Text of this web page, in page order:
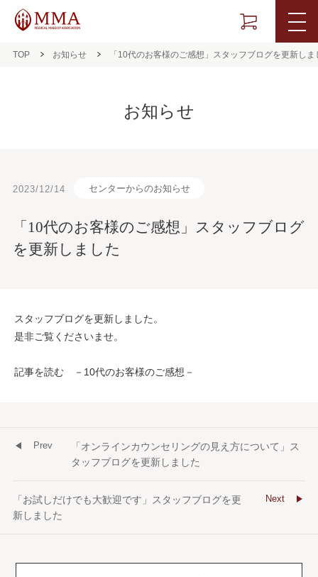
TOP お知らせ 「10代のお客様のご感想」スタッフブログを更新しま
お知らせ
2023/12/14 センターからのお知らせ
「10代のお客様のご感想」スタッフブログ
を更新しました
スタッフブログを更新しました。
是非ご覧くださいませ。
記事を読む －10代のお客様のご感想－
「オンラインカウンセリングの見え方について」ス
タッフブログを更新しました
Prev
「お試しだけでも大歓迎です」スタッフブログを更
新しました
Next